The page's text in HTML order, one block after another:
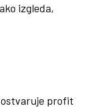
izgleda,
ostvaruje profit